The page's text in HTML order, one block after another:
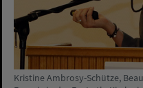
Kristine Ambrosy-Schütze,